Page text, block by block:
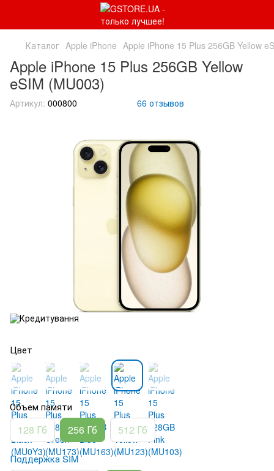
Каталог Apple iPhone Apple iPhone 15 Plus 256GB Yellow
Apple iPhone 15 Plus 256GB Yellow
eSIM (MU003)
Артикул: 000800 66 отзывов
Цвет
Объем памяти
128 Гб 256 Гб 512 Гб
Поддержка SIM